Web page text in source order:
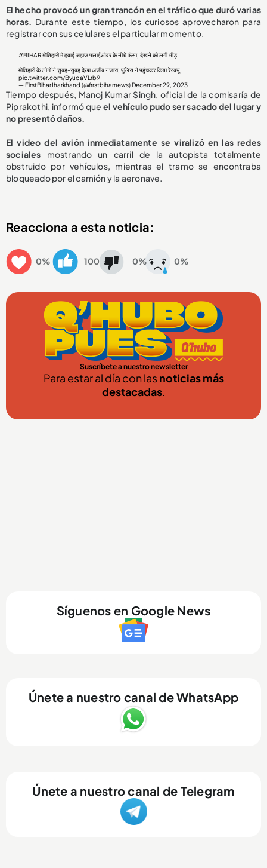
El hecho provocó un gran trancón en el tráfico que duró varias
horas. Durante este tiempo, los curiosos aprovecharon para
registrar con sus celulares el particular momento.
#BIHARमोतिहारी में हवाई जहाज फ्लाईओवर के नीचे फंसा, देखने को लगी भीड़:
मोतिहारी के लोगों ने सुबह-सुबह देखा अजीब नजारा, पुलिस ने पहुंचकर किया रेस्क्यू
pic.twitter.com/ByuoaVLrb9
— FirstBiharJharkhand (@firstbiharnews)December 29, 2023
Tiempo después, Manoj Kumar Singh, oficial de la comisaría de
Piprakothi, informó que el vehículo pudo ser sacado del lugar y
no presentó daños.
El video del avión inmediatamente se viralizó en las redes
sociales mostrando un carril de la autopista totalmente
obstruido por vehículos, mientras el tramo se encontraba
bloqueado por el camión y la aeronave.
Reacciona a esta noticia:
0% 100 0% 0%
Suscríbete a nuestro newsletter
Para estar al día con lasnoticias más
destacadas.
Síguenos en Google News
Únete a nuestro canal de WhatsApp
Únete a nuestro canal de Telegram